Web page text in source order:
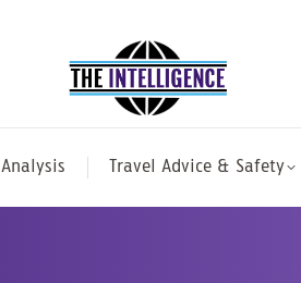
Analysis Travel Advice & Safety